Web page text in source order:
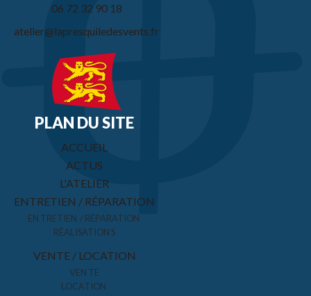
06 72 32 90 18
atelier@lapresquiledesvents.fr
PLAN DU SITE
ACCUEIL
ACTUS
L'ATELIER
ENTRETIEN / RÉPARATION
ENTRETIEN / RÉPARATION
RÉALISATIONS
VENTE / LOCATION
VENTE
LOCATION